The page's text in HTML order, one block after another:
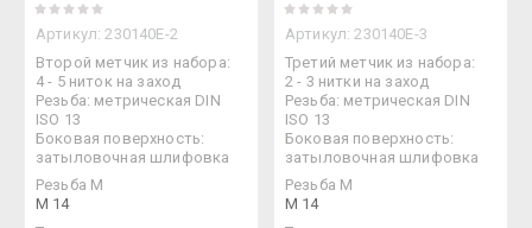
Артикул: 230140E-2
Второй метчик из набора:
4 - 5 ниток на заход
Резьба: метрическая DIN
ISO 13
Боковая поверхность:
затыловочная шлифовка
Резьба М
М 14
Артикул: 230140E-3
Третий метчик из набора:
2 - 3 нитки на заход
Резьба: метрическая DIN
ISO 13
Боковая поверхность:
затыловочная шлифовка
Резьба М
М 14